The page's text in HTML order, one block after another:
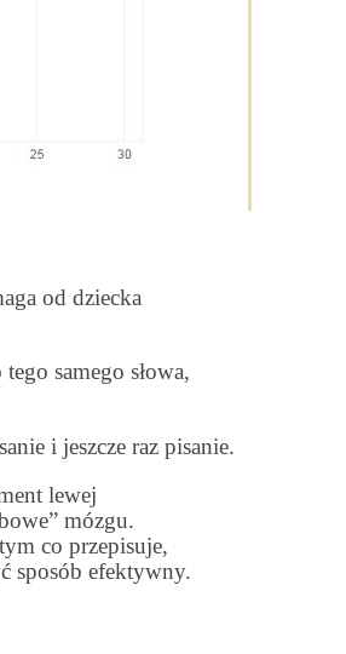
od dziecka
samego słowa,
i jeszcze raz pisanie.
lewej
mózgu.
co przepisuje,
sposób efektywny.